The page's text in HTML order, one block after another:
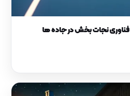
نجات بخش در جاده‌ ها